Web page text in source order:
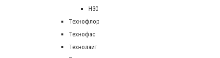
Н30
Технофлор
Технофас
Технолайт